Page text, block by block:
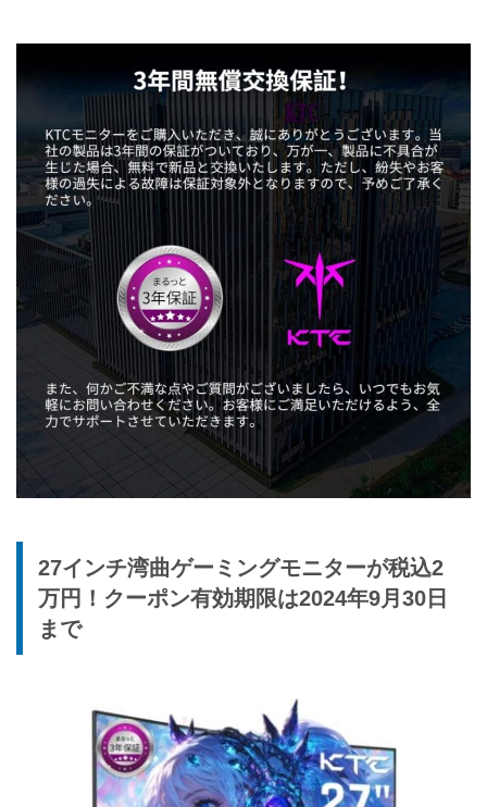
27インチ湾曲ゲーミングモニターが税込2
万円！クーポン有効期限は2024年9月30日
まで